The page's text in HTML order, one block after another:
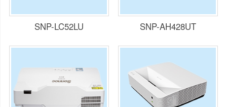
SNP-LC52LU SNP-AH428UT